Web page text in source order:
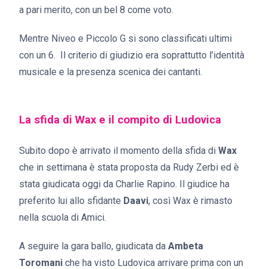
a pari merito, con un bel 8 come voto.
Mentre Niveo e Piccolo G si sono classificati ultimi
con un 6. Il criterio di giudizio era soprattutto l’identità
musicale e la presenza scenica dei cantanti.
La sfida di Wax e il compito di Ludovica
Subito dopo è arrivato il momento della sfida di Wax
che in settimana è stata proposta da Rudy Zerbi ed è
stata giudicata oggi da Charlie Rapino. Il giudice ha
preferito lui allo sfidante Daavi, così Wax è rimasto
nella scuola di Amici.
A seguire la gara ballo, giudicata da Ambeta
Toromani che ha visto Ludovica arrivare prima con un